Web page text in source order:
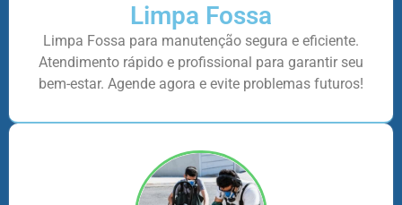
Limpa Fossa
Limpa Fossa para manutenção segura e eficiente.
Atendimento rápido e profissional para garantir seu
bem-estar. Agende agora e evite problemas futuros!